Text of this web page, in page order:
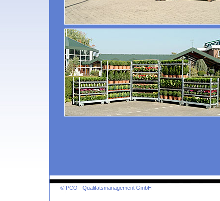
© PCO - Qualitätsmanagement GmbH